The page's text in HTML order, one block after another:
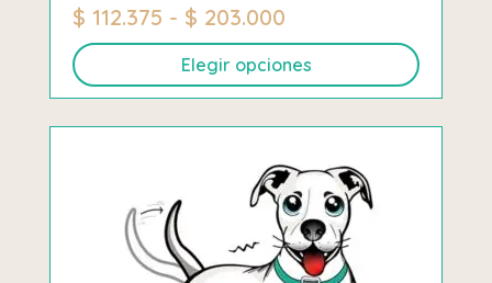
$ 112.375 - $ 203.000Rango
de
precios:
desde
$ 112.375
hasta
$ 203.000
Elegir opciones
Este
producto
múltiples
variantes.
Las
opciones